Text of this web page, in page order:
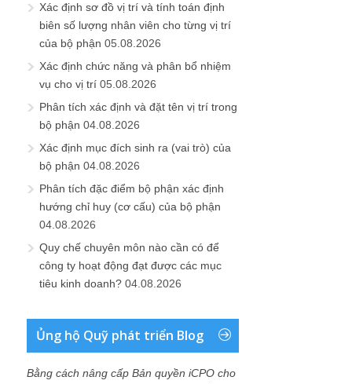
Xác định sơ đồ vị trí và tính toán định
biên số lượng nhân viên cho từng vị trí
của bộ phận 05.08.2026
Xác định chức năng và phân bổ nhiệm
vụ cho vị trí 05.08.2026
Phân tích xác định và đặt tên vị trí trong
bộ phận 04.08.2026
Xác định mục đích sinh ra (vai trò) của
bộ phận 04.08.2026
Phân tích đặc điểm bộ phận xác định
hướng chỉ huy (cơ cấu) của bộ phận
04.08.2026
Quy chế chuyên môn nào cần có để
công ty hoạt động đạt được các mục
tiêu kinh doanh? 04.08.2026
Ủng hộ Quỹ phát triển Blog
Bằng cách nâng cấp Bản quyền iCPO cho